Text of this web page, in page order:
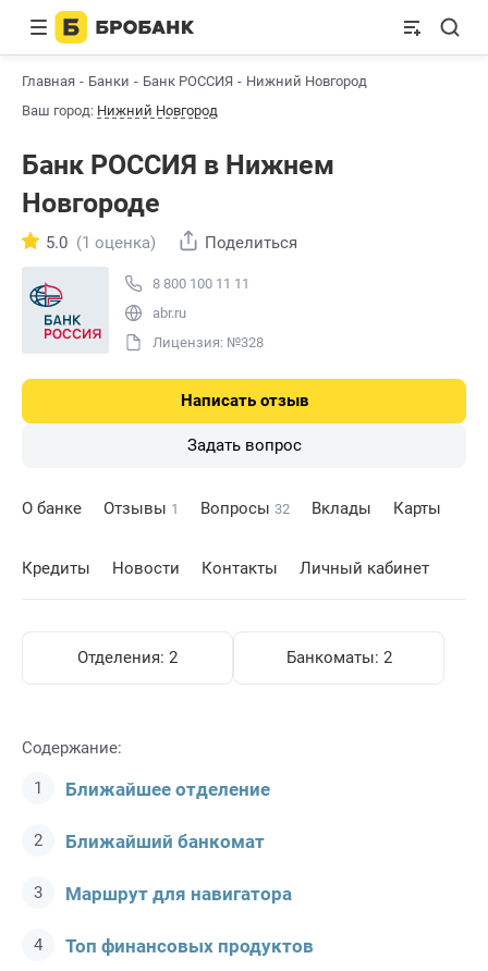
Главная Банки Банк РОССИЯ
Нижний Новгород
Ваш город: Нижний Новгород
Банк РОССИЯ в Нижнем
Новгороде
8 800 100 11 11
abr.ru
Лицензия: №328
5.0 (1 оценка) Поделиться
Написать отзыв
Задать вопрос
О банке Отзывы 1 Вопросы 32 Вклады Карты
Кредиты Новости Контакты Личный кабинет
Отделения: 2 Банкоматы: 2
Содержание:
Ближайшее отделение
Ближайший банкомат
Маршрут для навигатора
Топ финансовых продуктов